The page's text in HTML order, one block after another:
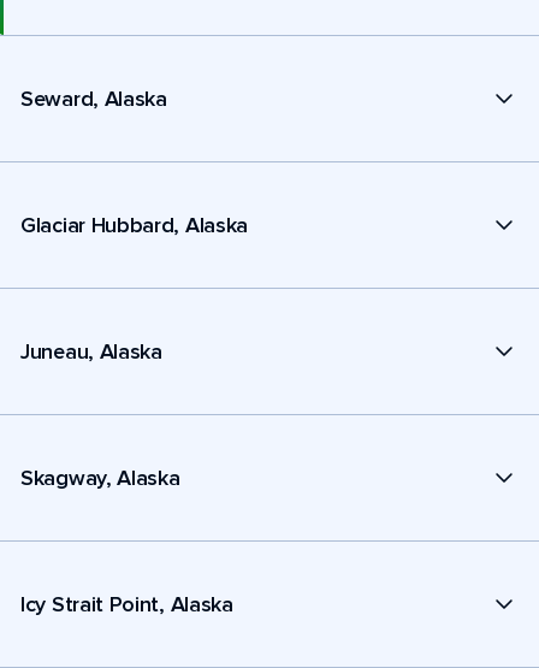
Seward, Alaska
Glaciar Hubbard, Alaska
Juneau, Alaska
Skagway, Alaska
Icy Strait Point, Alaska